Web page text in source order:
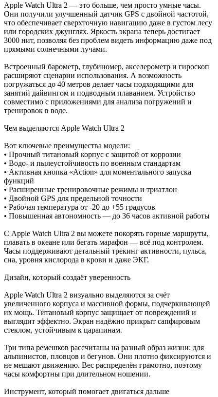
Apple Watch Ultra 2 — это больше, чем просто умные часы.
Они получили улучшенный датчик GPS с двойной частотой,
что обеспечивает сверхточную навигацию даже в густом лесу
или городских джунглях. Яркость экрана теперь достигает
3000 нит, позволяя без проблем видеть информацию даже под
прямыми солнечными лучами.
Встроенный барометр, глубиномер, акселерометр и гироскоп
расширяют сценарии использования. А возможность
погружаться до 40 метров делает часы подходящими для
занятий дайвингом и подводным плаванием. Устройство
совместимо с приложениями для анализа погружений и
тренировок в воде.
Чем выделяются Apple Watch Ultra 2
Вот ключевые преимущества модели:
• Прочный титановый корпус с защитой от коррозии
• Водо- и пылеустойчивость по военным стандартам
• Активная кнопка «Action» для моментального запуска
функций
• Расширенные тренировочные режимы и триатлон
• Двойной GPS для предельной точности
• Рабочая температура от -20 до +55 градусов
• Повышенная автономность — до 36 часов активной работы
С Apple Watch Ultra 2 вы можете покорять горные маршруты,
плавать в океане или бегать марафон — всё под контролем.
Часы поддерживают детальный трекинг активности, пульса,
сна, уровня кислорода в крови и даже ЭКГ.
Дизайн, который создаёт уверенность
Apple Watch Ultra 2 визуально выделяются за счёт
увеличенного корпуса и массивной формы, подчеркивающей
их мощь. Титановый корпус защищает от повреждений и
выглядит эффектно. Экран надёжно прикрыт сапфировым
стеклом, устойчивым к царапинам.
Три типа ремешков рассчитаны на разный образ жизни: для
альпинистов, пловцов и бегунов. Они плотно фиксируются и
не мешают движению. Вес распределён грамотно, поэтому
часы комфортны при длительном ношении.
Инструмент, который помогает двигаться дальше